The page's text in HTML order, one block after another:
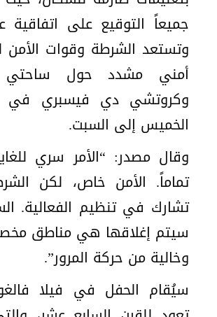
جميعاً التوقيع على
وتستعد الشرطة وقوات
أمني مشدد حول ساحتي
وكروتشي دي فيسبري في
الخميس إلى السبت.
وقال مصدر: “الأمر سري
تماماً. الأمن خاص، لكن
تشارك في تنظيم الفعالية.
سيتم إغلاقها هي مناطق
وخالية من حركة المرور”.
سيُقام الحفل في فيلا